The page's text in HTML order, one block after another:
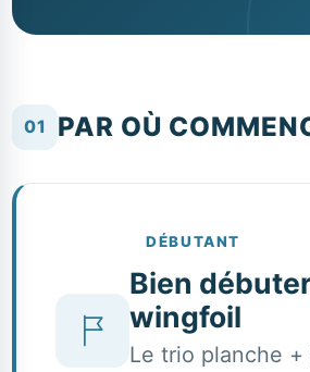
01 PAR OÙ
DÉBUTANT
Bien
wingfoil
Le trio planche